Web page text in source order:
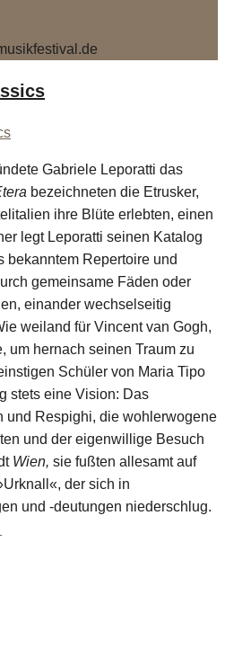
Gabriele Leporatti das
bezeichneten die Etrusker,
ihre Blüte erlebten, einen
legt Leporatti seinen Katalog
bekanntem Repertoire und
gemeinsame Fäden oder
einander wechselseitig
weiland für Vincent van Gogh,
um hernach seinen Traum zu
Schüler von Maria Tipo
stets eine Vision: Das
und Respighi, die wohlerwogene
und der eigenwillige Besuch
Wien, sie fußten allesamt auf
der sich in
und -deutungen niederschlug.